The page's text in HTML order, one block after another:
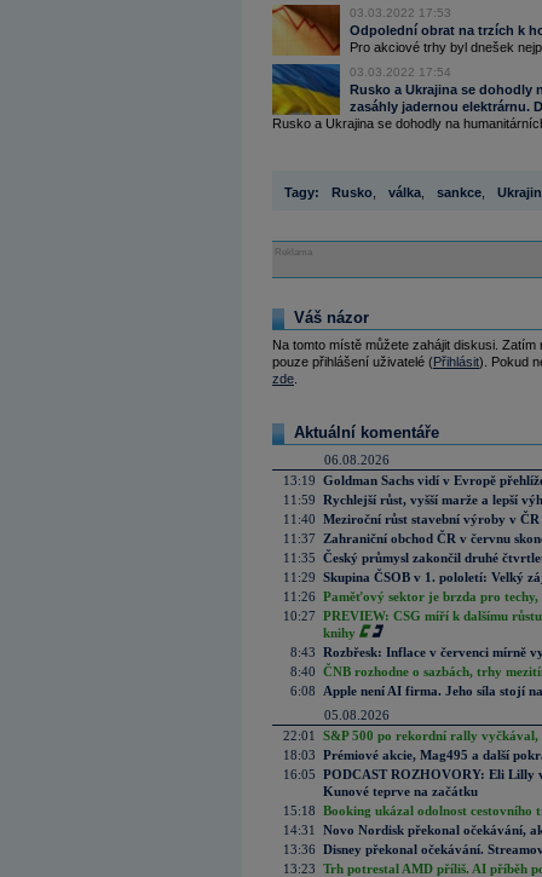
03.03.2022 17:53
Odpolední obrat na trzích k
Pro akciové trhy byl dnešek
03.03.2022 17:54
Rusko a Ukrajina se dohodly
zasáhly jadernou elektrárnu.
Rusko a Ukrajina se dohodly na
Tagy: Rusko válka sankce
Reklama
Váš názor
Na tomto místě můžete zahájit diskusi.
pouze přihlášení uživatelé (Přihlásit). Pokud
zde
Aktuální komentáře
06.08.2026
13:19 Goldman Sachs vidí v Evropě
11:59 Rychlejší růst, vyšší marže a lepší
11:40 Meziroční růst stavební výroby v
11:37
Zahraniční obchod ČR v červnu
11:35 Český průmysl zakončil druhé
11:29 Skupina ČSOB v 1. pololetí: Velký
11:26 Paměťový sektor je brzda pro techy,
10:27 PREVIEW: CSG míří k dalšímu
knihy
8:43 Rozbřesk: Inflace v červenci mírně
8:40 ČNB rozhodne o sazbách, trhy
6:08
Apple není AI firma. Jeho síla stojí
05.08.2026
22:01
S&P 500 po rekordní rally vyčkával,
18:03 Prémiové akcie, Mag495 a další
16:05 PODCAST ROZHOVORY: Eli Lilly
Kunové teprve na začátku
15:18 Booking ukázal odolnost cestovního
14:31
Novo Nordisk překonal očekávání,
13:36 Disney překonal očekávání.
13:23 Trh potrestal AMD příliš. AI příběh